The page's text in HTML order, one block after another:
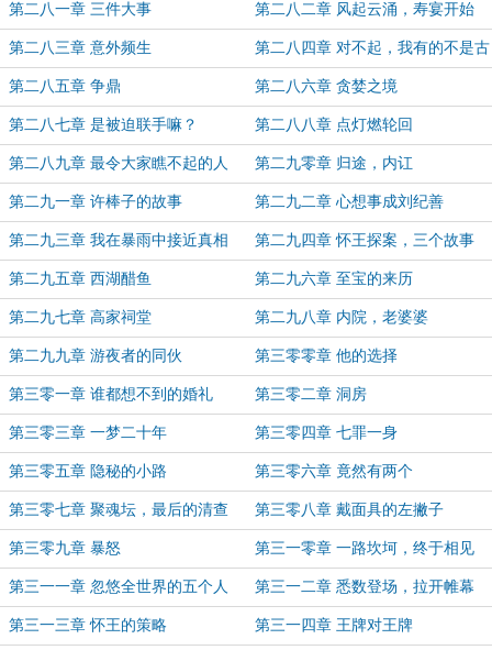
第二八一章 三件大事 第二八二章 风起云涌，寿宴开始
第二八三章 意外频生 第二八四章 对不起，我有的不是古
王朝气运
第二八五章 争鼎 第二八六章 贪婪之境
第二八七章 是被迫联手嘛？ 第二八八章 点灯燃轮回
第二八九章 最令大家瞧不起的人 第二九零章 归途，内讧
第二九一章 许棒子的故事 第二九二章 心想事成刘纪善
第二九三章 我在暴雨中接近真相 第二九四章 怀王探案，三个故事
第二九五章 西湖醋鱼 第二九六章 至宝的来历
第二九七章 高家祠堂 第二九八章 内院，老婆婆
第二九九章 游夜者的同伙 第三零零章 他的选择
第三零一章 谁都想不到的婚礼 第三零二章 洞房
第三零三章 一梦二十年 第三零四章 七罪一身
第三零五章 隐秘的小路 第三零六章 竟然有两个
第三零七章 聚魂坛，最后的清查 第三零八章 戴面具的左撇子
第三零九章 暴怒 第三一零章 一路坎坷，终于相见
第三一一章 忽悠全世界的五个人 第三一二章 悉数登场，拉开帷幕
第三一三章 怀王的策略 第三一四章 王牌对王牌